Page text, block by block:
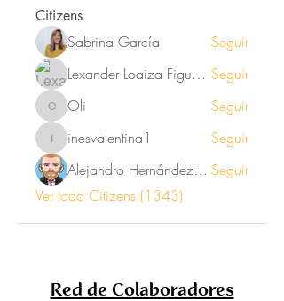
Citizens
Sabrina García
Seguir
Lexander Loaiza Figueroa Seguir
Oli Oli Seguir
inesvalentina1
inesvalentina1
Seguir
Alejandro Hernández Renner Seguir
Ver todo Citizens (1343)
Red de Colaboradores